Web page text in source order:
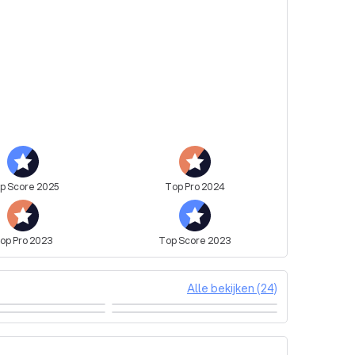
en laat het op locatie verzorgen.
Score 2025 TopPro2024
Pro2023 TopScore 2023
Alle bekijken (24)